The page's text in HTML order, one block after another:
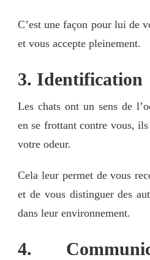
C’est une façon pour lui de
et vous accepte pleinement.
3. Identification
Les chats ont un sens de
en se frottant contre vous,
votre odeur.
Cela leur permet de vous
et de vous distinguer des
dans leur environnement.
4.